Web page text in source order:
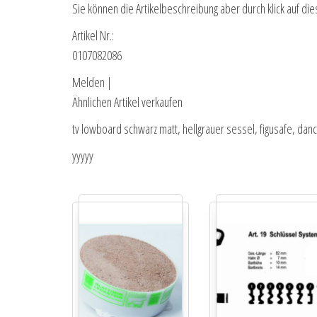
Sie können die Artikelbeschreibung aber durch klick auf
Artikel Nr.:
0107082086
Melden |
Ähnlichen Artikel verkaufen
tv lowboard schwarz matt, hellgrauer sessel, figusafe,
yyyyy